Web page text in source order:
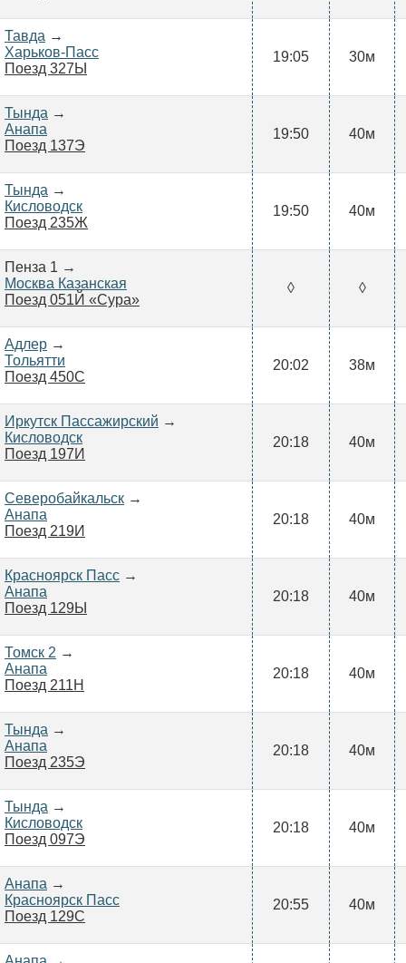
Тавда →
Харьков-Пасс
Поезд 327Ы
19:05 30м
Тында →
Анапа
Поезд 137Э
19:50 40м
Тында →
Кисловодск
Поезд 235Ж
19:50 40м
Пенза 1 →
Москва Казанская
Поезд 051Й «Сура»
◊ ◊
Адлер →
Тольятти
Поезд 450С
20:02 38м
Иркутск Пассажирский →
Кисловодск
Поезд 197И
20:18 40м
Северобайкальск →
Анапа
Поезд 219И
20:18 40м
Красноярск Пасс →
Анапа
Поезд 129Ы
20:18 40м
Томск 2 →
Анапа
Поезд 211Н
20:18 40м
Тында →
Анапа
Поезд 235Э
20:18 40м
Тында →
Кисловодск
Поезд 097Э
20:18 40м
Анапа →
Красноярск Пасс
Поезд 129С
20:55 40м